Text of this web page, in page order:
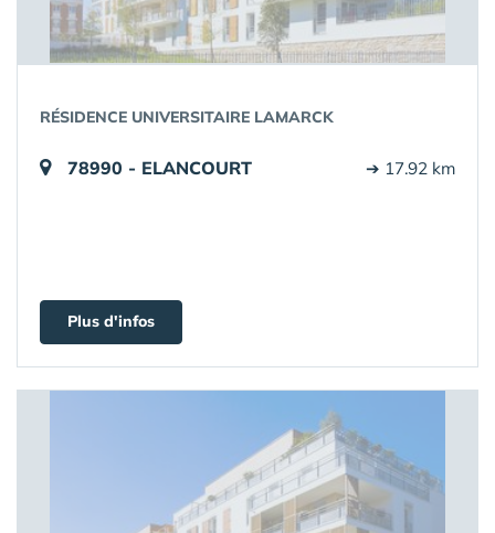
RÉSIDENCE UNIVERSITAIRE LAMARCK
78990 - ELANCOURT ➔ 17.92 km
Plus d'infos